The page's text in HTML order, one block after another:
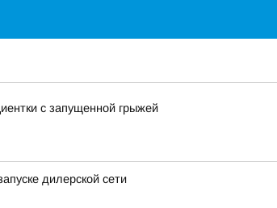
с запущенной грыжей
дилерской сети